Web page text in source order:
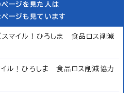
ページを見た人は
ページも見ています
スマイル！ひろしま 食品ロス削減
イル！ひろしま 食品ロス削減協力